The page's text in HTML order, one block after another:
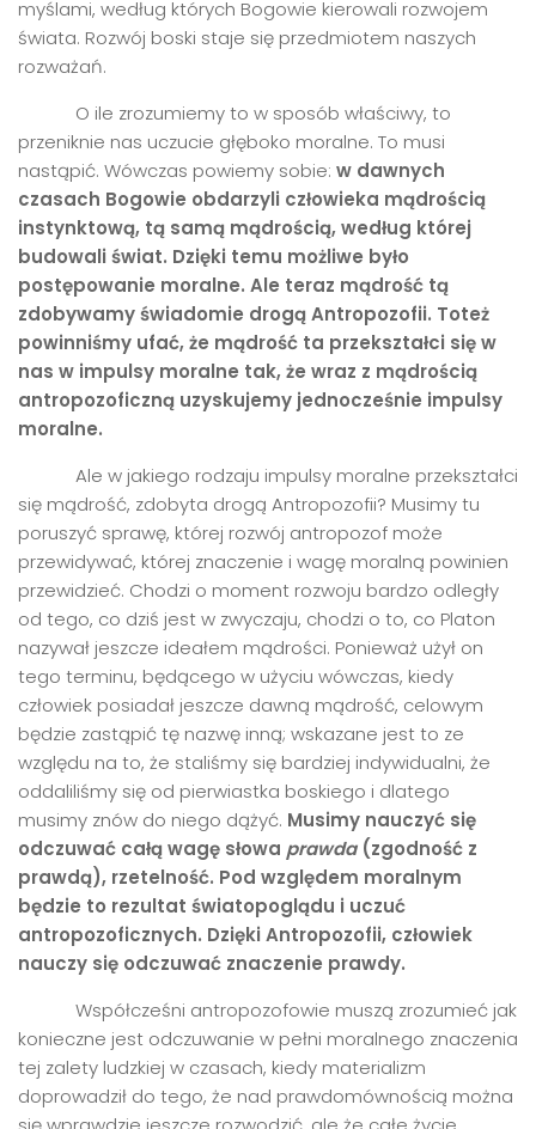
myślami, według których Bogowie kierowali rozwojem
świata. Rozwój boski staje się przedmiotem naszych
rozważań.
O ile zrozumiemy to w sposób właściwy, to
przeniknie nas uczucie głęboko moralne. To musi
nastąpić. Wówczas powiemy sobie: w dawnych
czasach Bogowie obdarzyli człowieka mądrością
instynktową, tą samą mądrością, według której
budowali świat. Dzięki temu możliwe było
postępowanie moralne. Ale teraz mądrość tą
zdobywamy świadomie drogą Antropozofii. Toteż
powinniśmy ufać, że mądrość ta przekształci się w
nas w impulsy moralne tak, że wraz z mądrością
antropozoficzną uzyskujemy jednocześnie impulsy
moralne.
Ale w jakiego rodzaju impulsy moralne przekształci
się mądrość, zdobyta drogą Antropozofii? Musimy tu
poruszyć sprawę, której rozwój antropozof może
przewidywać, której znaczenie i wagę moralną powinien
przewidzieć. Chodzi o moment rozwoju bardzo odległy
od tego, co dziś jest w zwyczaju, chodzi o to, co Platon
nazywał jeszcze ideałem mądrości. Ponieważ użył on
tego terminu, będącego w użyciu wówczas, kiedy
człowiek posiadał jeszcze dawną mądrość, celowym
będzie zastąpić tę nazwę inną; wskazane jest to ze
względu na to, że staliśmy się bardziej indywidualni, że
oddaliliśmy się od pierwiastka boskiego i dlatego
musimy znów do niego dążyć. Musimy nauczyć się
odczuwać całą wagę słowa prawda(zgodność z
prawdą), rzetelność. Pod względem moralnym
będzie to rezultat światopoglądu i uczuć
antropozoficznych. Dzięki Antropozofii, człowiek
nauczy się odczuwać znaczenie prawdy.
Współcześni antropozofowie muszą zrozumieć jak
konieczne jest odczuwanie w pełni moralnego znaczenia
tej zalety ludzkiej w czasach, kiedy materializm
doprowadził do tego, że nad prawdomównością można